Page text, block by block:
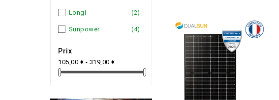
Longi (2)
Sunpower (4)
Prix
105,00 € - 319,00 €